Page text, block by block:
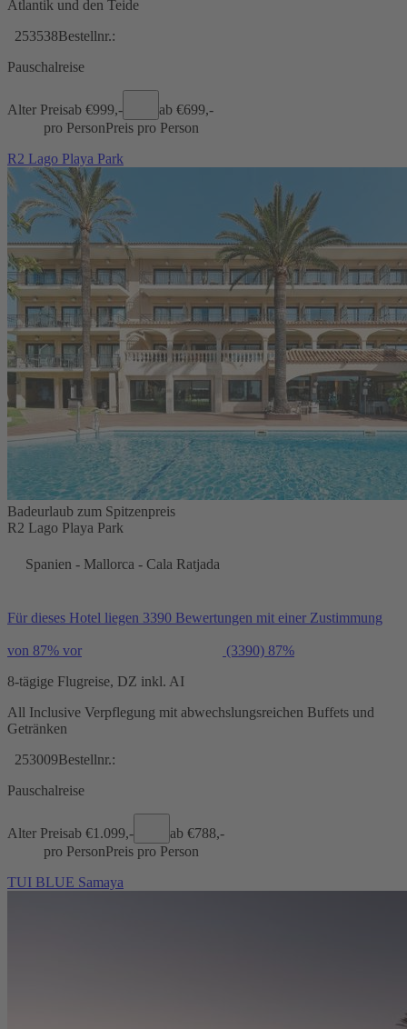
Atlantik und den Teide
253538Bestellnr.:
Pauschalreise
Alter Preisab €999,- ab €699,-
pro PersonPreis pro Person
R2 Lago Playa Park
Badeurlaub zum Spitzenpreis
R2 Lago Playa Park
Spanien - Mallorca - Cala Ratjada
Für dieses Hotel liegen 3390 Bewertungen mit einer Zustimmung
von 87% vor (3390) 87%
8-tägige Flugreise, DZ inkl. AI
All Inclusive Verpflegung mit abwechslungsreichen Buffets und
Getränken
253009Bestellnr.:
Pauschalreise
Alter Preisab €1.099,- ab €788,-
pro PersonPreis pro Person
TUI BLUE Samaya